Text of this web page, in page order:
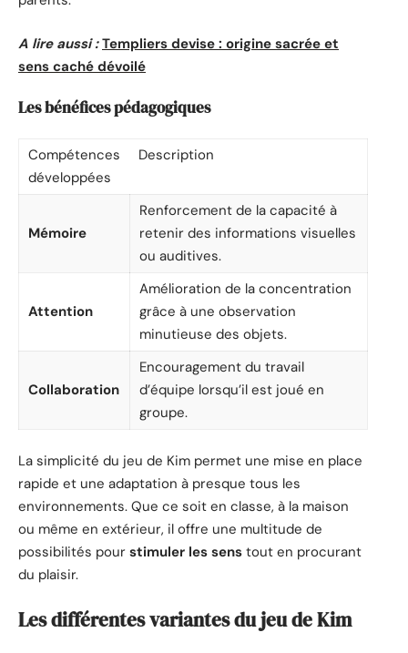
A lire aussi : Templiers devise : origine sacrée et
sens caché dévoilé
Les bénéfices pédagogiques
Compétences
développées
Description
Mémoire
Renforcement de la capacité à
retenir des informations visuelles
ou auditives.
Attention
Amélioration de la concentration
grâce à une observation
minutieuse des objets.
Collaboration
Encouragement du travail
d’équipe lorsqu’il est joué en
groupe.
La simplicité du jeu de Kim permet une mise en place
rapide et une adaptation à presque tous les
environnements. Que ce soit en classe, à la maison
ou même en extérieur, il offre une multitude de
possibilités pour stimuler les sens tout en procurant
du plaisir.
Les différentes variantes du jeu de Kim